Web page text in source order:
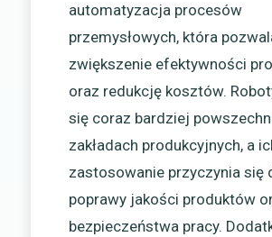
automatyzacja procesów
przemysłowych, która
zwiększenie efektywności
oraz redukcję kosztów.
się coraz bardziej
zakładach produkcyjnych, a
zastosowanie przyczynia się
poprawy jakości produktów
bezpieczeństwa pracy.